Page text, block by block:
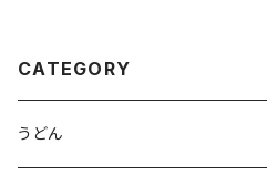
CATEGORY
うどん